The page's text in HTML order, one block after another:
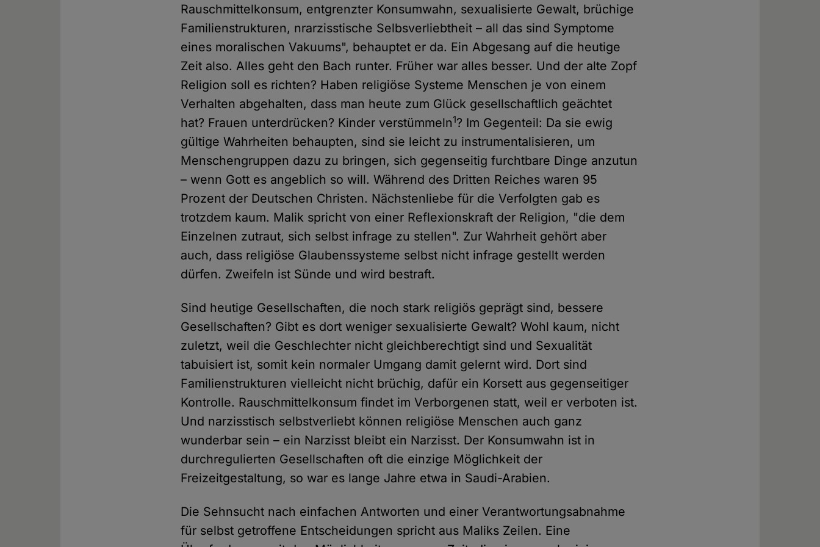
Rauschmittelkonsum, entgrenzter Konsumwahn, sexualisierte Gewalt, brüchige
Familienstrukturen, nrarzisstische Selbsverliebtheit – all das sind Symptome
eines moralischen Vakuums", behauptet er da. Ein Abgesang auf die heutige
Zeit also. Alles geht den Bach runter. Früher war alles besser. Und der alte Zopf
Religion soll es richten? Haben religiöse Systeme Menschen je von einem
Verhalten abgehalten, dass man heute zum Glück gesellschaftlich geächtet
hat? Frauen unterdrücken? Kinder verstümmeln1? Im Gegenteil: Da sie ewig
gültige Wahrheiten behaupten, sind sie leicht zu instrumentalisieren, um
Menschengruppen dazu zu bringen, sich gegenseitig furchtbare Dinge anzutun
– wenn Gott es angeblich so will. Während des Dritten Reiches waren 95
Prozent der Deutschen Christen. Nächstenliebe für die Verfolgten gab es
trotzdem kaum. Malik spricht von einer Reflexionskraft der Religion, "die dem
Einzelnen zutraut, sich selbst infrage zu stellen". Zur Wahrheit gehört aber
auch, dass religiöse Glaubenssysteme selbst nicht infrage gestellt werden
dürfen. Zweifeln ist Sünde und wird bestraft.
Sind heutige Gesellschaften, die noch stark religiös geprägt sind, bessere
Gesellschaften? Gibt es dort weniger sexualisierte Gewalt? Wohl kaum, nicht
zuletzt, weil die Geschlechter nicht gleichberechtigt sind und Sexualität
tabuisiert ist, somit kein normaler Umgang damit gelernt wird. Dort sind
Familienstrukturen vielleicht nicht brüchig, dafür ein Korsett aus gegenseitiger
Kontrolle. Rauschmittelkonsum findet im Verborgenen statt, weil er verboten ist.
Und narzisstisch selbstverliebt können religiöse Menschen auch ganz
wunderbar sein – ein Narzisst bleibt ein Narzisst. Der Konsumwahn ist in
durchregulierten Gesellschaften oft die einzige Möglichkeit der
Freizeitgestaltung, so war es lange Jahre etwa in Saudi-Arabien.
Die Sehnsucht nach einfachen Antworten und einer Verantwortungsabnahme
für selbst getroffene Entscheidungen spricht aus Maliks Zeilen. Eine